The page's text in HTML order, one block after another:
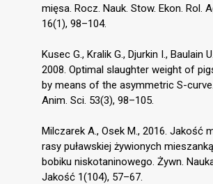
mięsa. Rocz. Nauk. Stow. Ekon. Rol.
16(1), 98–104.
Kusec G., Kralik G., Djurkin I., Baulain
2008. Optimal slaughter weight of
by means of the asymmetric S-
Anim. Sci. 53(3), 98–105.
Milczarek A., Osek M., 2016. Jakość
rasy puławskiej żywionych
bobiku niskotaninowego. Żywn.
Jakość 1(104), 57–67.